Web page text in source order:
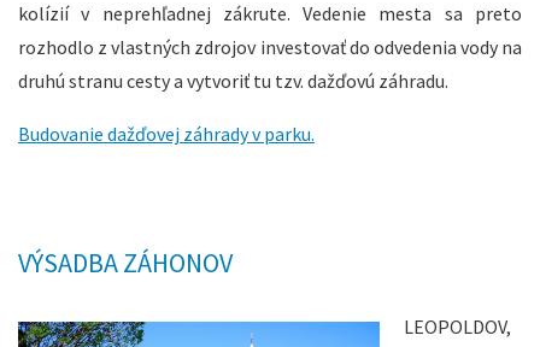
kolízií v neprehľadnej zákrute. Vedenie mesta sa preto
rozhodlo z vlastných zdrojov investovať do odvedenia vody na
druhú stranu cesty a vytvoriť tu tzv. dažďovú záhradu.
Budovanie dažďovej záhrady v parku.
VÝSADBA ZÁHONOV
LEOPOLDOV,